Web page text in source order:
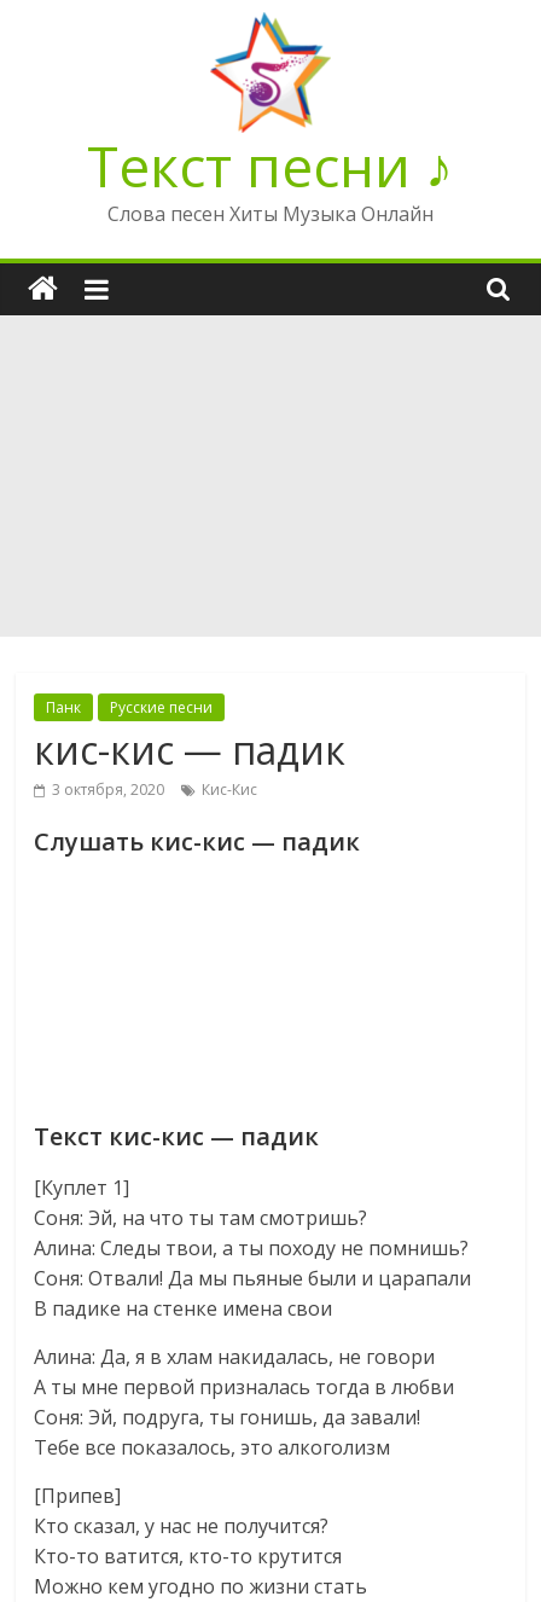
Текст песни ♪
Слова песен Хиты Музыка Онлайн
Панк Русские песни
кис-кис — падик
3 октября, 2020 Кис-Кис
Слушать кис-кис — падик
Текст кис-кис — падик
[Куплет 1]
Соня: Эй, на что ты там смотришь?
Алина: Следы твои, а ты походу не помнишь?
Соня: Отвали! Да мы пьяные были и царапали
В падике на стенке имена свои
Алина: Да, я в хлам накидалась, не говори
А ты мне первой призналась тогда в любви
Соня: Эй, подруга, ты гонишь, да завали!
Тебе все показалось, это алкоголизм
[Припев]
Кто сказал, у нас не получится?
Кто-то ватится, кто-то крутится
Можно кем угодно по жизни стать